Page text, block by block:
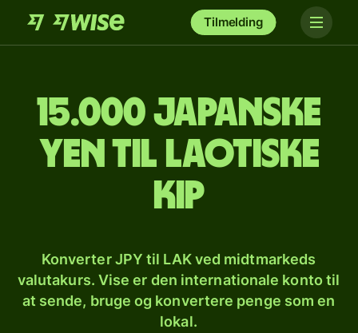
Tilmelding
15.000 japanske
yen til laotiske
kip
Konverter JPY til LAK ved midtmarkeds
valutakurs. Vise er den internationale konto til
at sende, bruge og konvertere penge som en
lokal.